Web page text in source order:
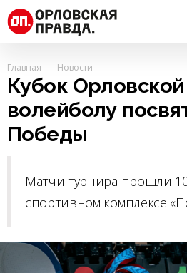
Главная Новости
Кубок
волейболу
Победы
Матчи турнира прошли
спортивном комплексе